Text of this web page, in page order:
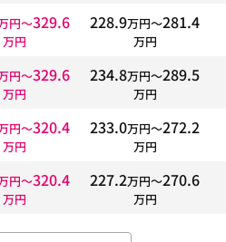
円〜329.6
万円
228.9万円〜281.4
万円
円〜329.6
万円
234.8万円〜289.5
万円
円〜320.4
万円
233.0万円〜272.2
万円
円〜320.4
万円
227.2万円〜270.6
万円